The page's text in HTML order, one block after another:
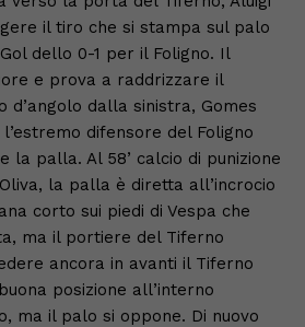
il tiro che si stampa sul palo
dello 0-1 per il Foligno. Il
e prova a raddrizzare il
d’angolo dalla sinistra, Gomes
difensore del Foligno
la palla. Al 58’ calcio di punizione
la palla è diretta all’incrocio
corto sui piedi di Vespa che
ma il portiere del Tiferno
ancora in avanti il Tiferno
posizione all’interno
ma il palo si oppone. Di nuovo